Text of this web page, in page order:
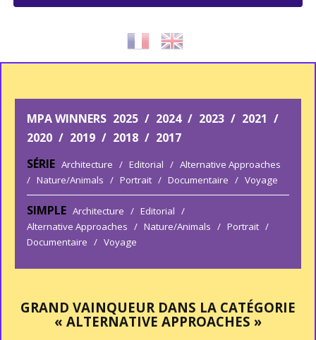
MPA WINNERS 2025 / 2024 / 2023 / 2021 /
2020 / 2019 / 2018 / 2017
SÉRIE Architecture / Editorial / Alternative Approaches
/ Nature/Animals / Portrait / Documentaire / Voyage
SIMPLE Architecture / Editorial /
Alternative Approaches / Nature/Animals / Portrait /
Documentaire / Voyage
GRAND VAINQUEUR DANS LA CATÉGORIE
« ALTERNATIVE APPROACHES »